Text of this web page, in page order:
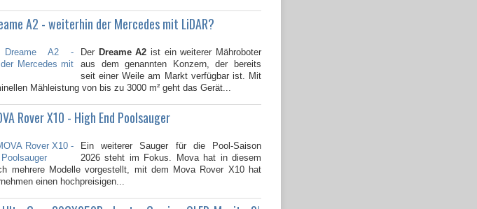
A2 - weiterhin der Mercedes mit LiDAR?
Der Dreame A2 ist ein weiterer Mähroboter
aus dem genannten Konzern, der bereits
seit einer Weile am Markt verfügbar ist. Mit
Mähleistung von bis zu 3000 m² geht das Gerät...
Rover X10 - High End Poolsauger
Ein weiterer Sauger für die Pool-Saison
2026 steht im Fokus. Mova hat in diesem
mehrere Modelle vorgestellt, mit dem Mova Rover X10 hat
einen hochpreisigen...